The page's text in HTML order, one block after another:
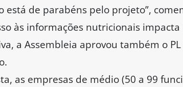
está de parabéns pelo projeto”,
às informações nutricionais
a Assembleia aprovou também o
as empresas de médio (50 a 99